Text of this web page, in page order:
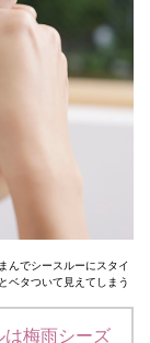
んでシースルーにスタイ
ベタついて見えてしまう
は梅雨シーズ